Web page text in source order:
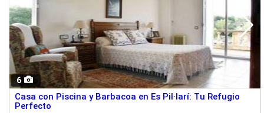
6
Casa con Piscina y Barbacoa en Es Pil·larí: Tu Refugio
Perfecto